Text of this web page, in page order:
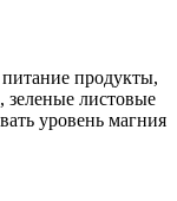
продукты,
зеленые листовые
уровень магния